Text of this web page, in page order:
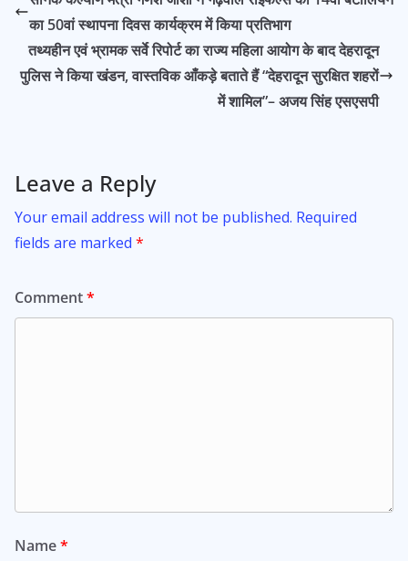
o
o
k
A
p
p
का 50वां स्थापना दिवस कार्यक्रम में किया प्रतिभाग
तथ्यहीन एवं भ्रामक सर्वे रिपोर्ट का राज्य महिला आयोग के बाद देहरादून
पुलिस ने किया खंडन, वास्तविक आँकड़े बताते हैं “देहरादून सुरक्षित शहरों
में शामिल”– अजय सिंह एसएसपी
Leave a Reply
Your email address will not be published. Required
fields are marked *
Comment*
Name*